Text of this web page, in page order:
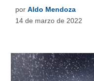
por Aldo Mendoza
14 de marzo de 2022